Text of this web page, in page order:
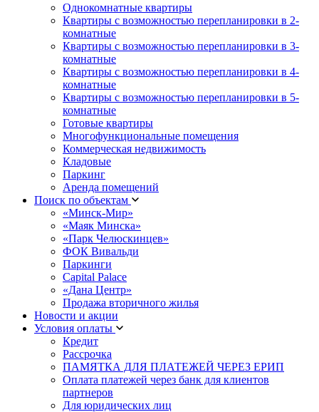
Однокомнатные квартиры
Квартиры с возможностью перепланировки в 2-
комнатные
Квартиры с возможностью перепланировки в 3-
комнатные
Квартиры с возможностью перепланировки в 4-
комнатные
Квартиры с возможностью перепланировки в 5-
комнатные
Готовые квартиры
Многофункциональные помещения
Коммерческая недвижимость
Кладовые
Паркинг
Аренда помещений
Поиск по объектам
«Минск-Мир»
«Маяк Минска»
«Парк Челюскинцев»
ФОК Вивальди
Паркинги
Capital Palace
«Дана Центр»
Продажа вторичного жилья
Новости и акции
Условия оплаты
Кредит
Рассрочка
ПАМЯТКА ДЛЯ ПЛАТЕЖЕЙ ЧЕРЕЗ ЕРИП
Оплата платежей через банк для клиентов
партнеров
Для юридических лиц